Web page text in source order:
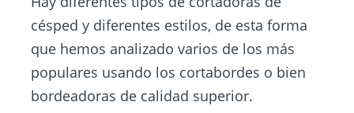
césped y diferentes estilos, de esta forma
que hemos analizado varios de los más
populares usando los cortabordes o bien
bordeadoras de calidad superior.